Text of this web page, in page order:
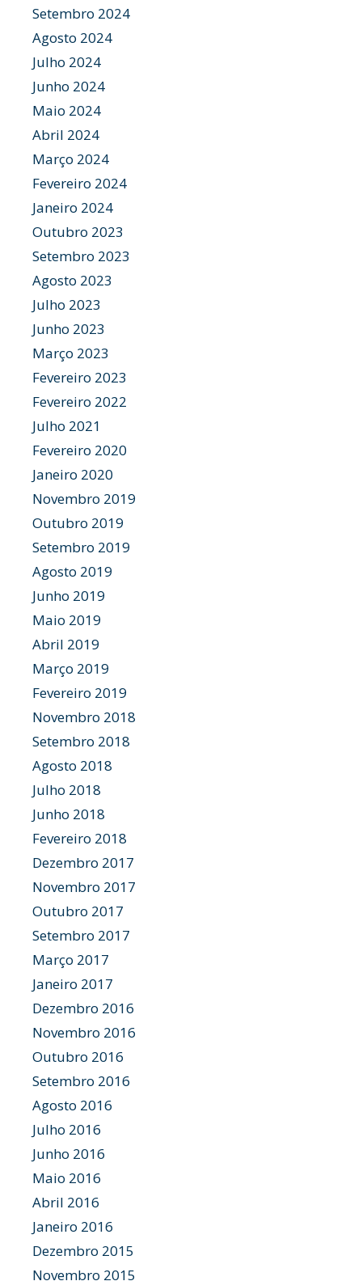
Setembro 2024
Agosto 2024
Julho 2024
Junho 2024
Maio 2024
Abril 2024
Março 2024
Fevereiro 2024
Janeiro 2024
Outubro 2023
Setembro 2023
Agosto 2023
Julho 2023
Junho 2023
Março 2023
Fevereiro 2023
Fevereiro 2022
Julho 2021
Fevereiro 2020
Janeiro 2020
Novembro 2019
Outubro 2019
Setembro 2019
Agosto 2019
Junho 2019
Maio 2019
Abril 2019
Março 2019
Fevereiro 2019
Novembro 2018
Setembro 2018
Agosto 2018
Julho 2018
Junho 2018
Fevereiro 2018
Dezembro 2017
Novembro 2017
Outubro 2017
Setembro 2017
Março 2017
Janeiro 2017
Dezembro 2016
Novembro 2016
Outubro 2016
Setembro 2016
Agosto 2016
Julho 2016
Junho 2016
Maio 2016
Abril 2016
Janeiro 2016
Dezembro 2015
Novembro 2015